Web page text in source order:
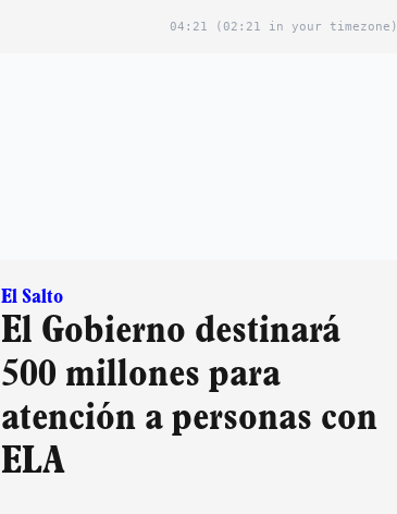
04:21 (02:21 in your timezone)
El Salto
El Gobierno destinará
500 millones para
atención a personas con
ELA